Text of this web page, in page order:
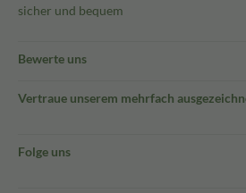
sicher und bequem
Bewerte uns
Vertraue unserem mehrfach
Folge uns